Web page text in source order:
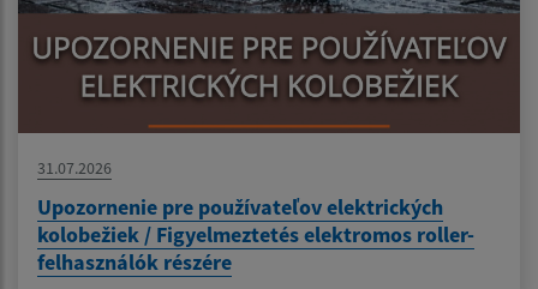
31.07.2026
Upozornenie pre používateľov elektrických
kolobežiek / Figyelmeztetés elektromos roller-
felhasználók részére